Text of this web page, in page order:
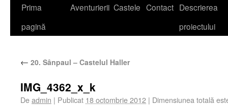
Prima
pagină
Aventurierii Castele Contact Descrierea
proiectului
← 20. Sânpaul – Castelul Haller
IMG_4362_x_k
Deadmin | Publicat 18 octombrie 2012 | Dimensiunea totală